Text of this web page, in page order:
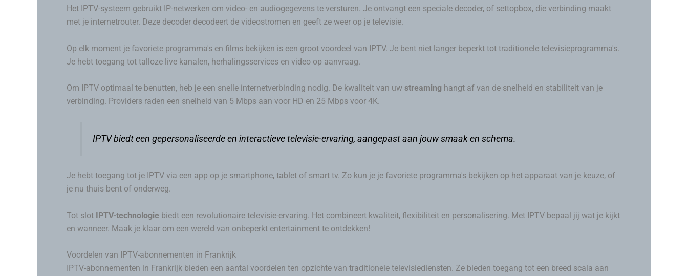
Het IPTV-systeem gebruikt IP-netwerken om video- en audiogegevens te versturen. Je ontvangt een speciale decoder, of settopbox, die verbinding maakt
met je internetrouter. Deze decoder decodeert de videostromen en geeft ze weer op je televisie.
Op elk moment je favoriete programma's en films bekijken is een groot voordeel van IPTV. Je bent niet langer beperkt tot traditionele televisieprogramma's.
Je hebt toegang tot talloze live kanalen, herhalingsservices en video op aanvraag.
Om IPTV optimaal te benutten, heb je een snelle internetverbinding nodig. De kwaliteit van uw streaming hangt af van de snelheid en stabiliteit van je
verbinding. Providers raden een snelheid van 5 Mbps aan voor HD en 25 Mbps voor 4K.
IPTV biedt een gepersonaliseerde en interactieve televisie-ervaring, aangepast aan jouw smaak en schema.
Je hebt toegang tot je IPTV via een app op je smartphone, tablet of smart tv. Zo kun je je favoriete programma's bekijken op het apparaat van je keuze, of
je nu thuis bent of onderweg.
Tot slot IPTV-technologie biedt een revolutionaire televisie-ervaring. Het combineert kwaliteit, flexibiliteit en personalisering. Met IPTV bepaal jij wat je kijkt
en wanneer. Maak je klaar om een wereld van onbeperkt entertainment te ontdekken!
Voordelen van IPTV-abonnementen in Frankrijk
IPTV-abonnementen in Frankrijk bieden een aantal voordelen ten opzichte van traditionele televisiediensten. Ze bieden toegang tot een breed scala aan